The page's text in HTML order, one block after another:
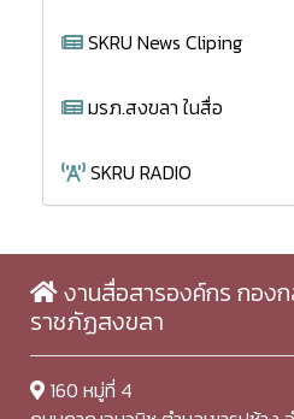
SKRU News Cliping
มรภ.สงขลา ในสื่อ
SKRU RADIO
งานสื่อสารองค์กร กอง
ราชภัฏสงขลา
160 หมู่ที่ 4